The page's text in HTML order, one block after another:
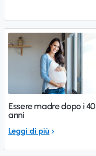
Essere madre dopo i 40
anni
Leggi di più